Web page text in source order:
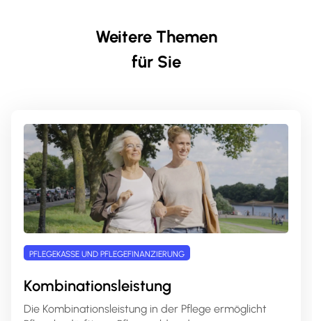
Weitere Themen
für Sie
PFLEGEKASSE UND PFLEGEFINANZIERUNG
Kombinationsleistung
Die Kombinationsleistung in der Pflege ermöglicht